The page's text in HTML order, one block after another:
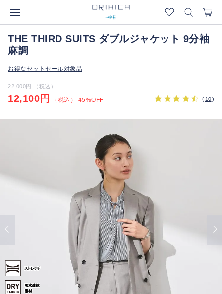
THE THIRD SUITS ダブルジャケット 9分袖
麻調
お得なセットセール対象品
22,000円 （税込）
12,100円 （税込） 45%OFF ( 10)